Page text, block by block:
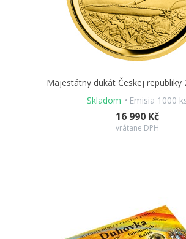
Majestátny dukát Českej republiky
Skladom
Emisia 1000
16 990 Kč
vrátane DPH